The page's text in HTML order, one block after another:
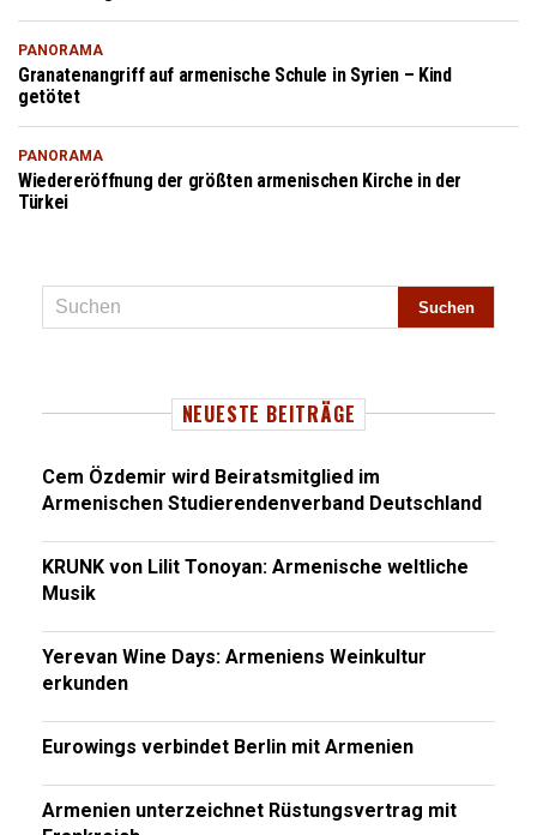
PANORAMA
Granatenangriff auf armenische Schule in Syrien – Kind
getötet
PANORAMA
Wiedereröffnung der größten armenischen Kirche in der
Türkei
NEUESTE BEITRÄGE
Cem Özdemir wird Beiratsmitglied im
Armenischen Studierendenverband Deutschland
KRUNK von Lilit Tonoyan: Armenische weltliche
Musik
Yerevan Wine Days: Armeniens Weinkultur
erkunden
Eurowings verbindet Berlin mit Armenien
Armenien unterzeichnet Rüstungsvertrag mit